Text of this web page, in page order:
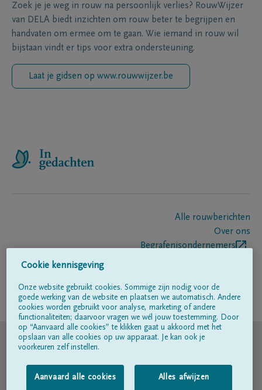
Zoek je je weg in rouw na persoonlijk verlies? RouwWijzer
van DELA biedt inzichten om rouw beter te begrijpen en
handvaten om ermee om te gaan. Wie iemand in rouw wil
bijstaan vindt er tips voor extra ondersteuning.
Laat je gidsen op www.rouwwijzer.be
Alle rouwberichten
Over ons
Begrafenisondernemers
Volg ons op
© DELA
Gebruiksvoorwaarden
Cookie kennisgeving
Onze website gebruikt cookies. Sommige zijn nodig voor de
goede werking van de website en plaatsen we automatisch. Andere
cookies worden gebruikt voor analyse, marketing of andere
functionaliteiten; daarvoor vragen we wél jouw toestemming. Door
op “Aanvaard alle cookies” te klikken gaat u akkoord met het
opslaan van alle cookies op uw apparaat. Je kan ook je
voorkeuren zelf instellen.
Aanvaard alle cookies Alles afwijzen